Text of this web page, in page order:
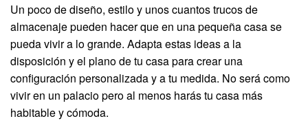
Un poco de diseño, estilo y unos cuantos trucos de
almacenaje pueden hacer que en una pequeña casa se
pueda vivir a lo grande. Adapta estas ideas a la
disposición y el plano de tu casa para crear una
configuración personalizada y a tu medida. No será como
vivir en un palacio pero al menos harás tu casa más
habitable y cómoda.